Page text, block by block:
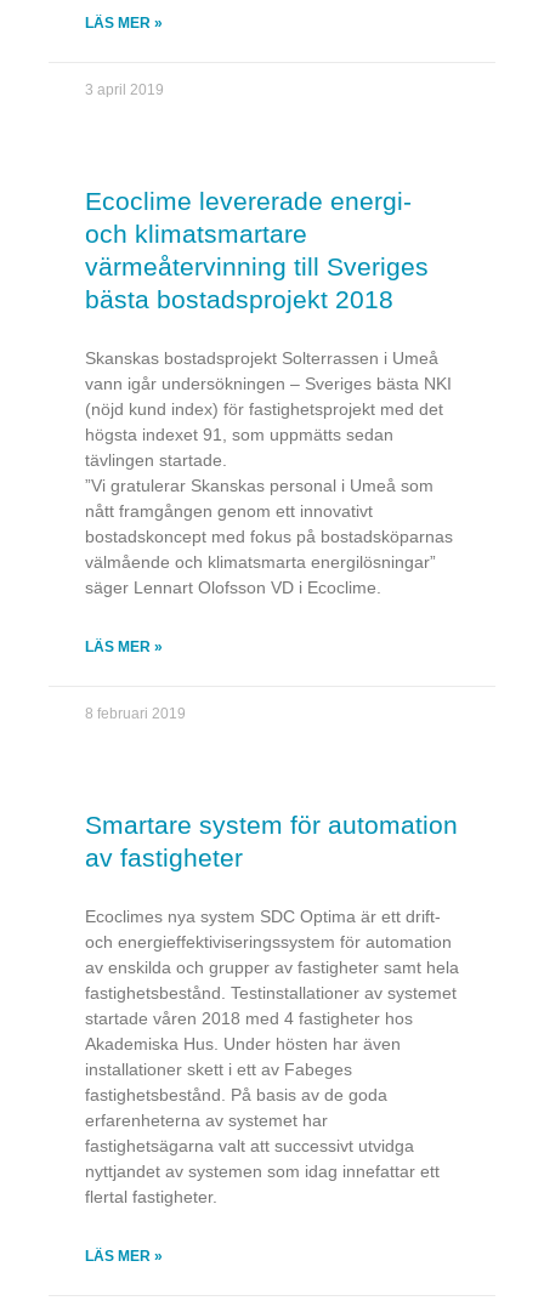
LÄS MER »
3 april 2019
Ecoclime levererade energi-
och klimatsmartare
värmeåtervinning till Sveriges
bästa bostadsprojekt 2018
Skanskas bostadsprojekt Solterrassen i Umeå
vann igår undersökningen – Sveriges bästa NKI
(nöjd kund index) för fastighetsprojekt med det
högsta indexet 91, som uppmätts sedan
tävlingen startade.
”Vi gratulerar Skanskas personal i Umeå som
nått framgången genom ett innovativt
bostadskoncept med fokus på bostadsköparnas
välmående och klimatsmarta energilösningar”
säger Lennart Olofsson VD i Ecoclime.
LÄS MER »
8 februari 2019
Smartare system för automation
av fastigheter
Ecoclimes nya system SDC Optima är ett drift-
och energieffektiviseringssystem för automation
av enskilda och grupper av fastigheter samt hela
fastighetsbestånd. Testinstallationer av systemet
startade våren 2018 med 4 fastigheter hos
Akademiska Hus. Under hösten har även
installationer skett i ett av Fabeges
fastighetsbestånd. På basis av de goda
erfarenheterna av systemet har
fastighetsägarna valt att successivt utvidga
nyttjandet av systemen som idag innefattar ett
flertal fastigheter.
LÄS MER »